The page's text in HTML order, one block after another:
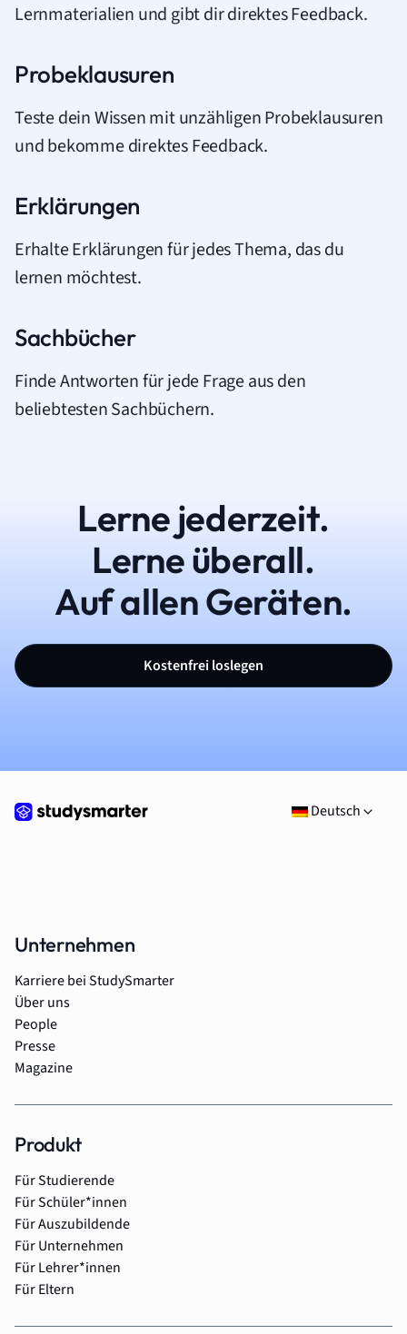
Lernmaterialien und gibt dir direktes Feedback.
Probeklausuren
Teste dein Wissen mit unzähligen Probeklausuren
und bekomme direktes Feedback.
Erklärungen
Erhalte Erklärungen für jedes Thema, das du
lernen möchtest.
Sachbücher
Finde Antworten für jede Frage aus den
beliebtesten Sachbüchern.
Lerne jederzeit.
Lerne überall.
Auf allen Geräten.
Kostenfrei loslegen
Deutsch
Unternehmen
Karriere bei StudySmarter
Über uns
People
Presse
Magazine
Produkt
Für Studierende
Für Schüler*innen
Für Auszubildende
Für Unternehmen
Für Lehrer*innen
Für Eltern